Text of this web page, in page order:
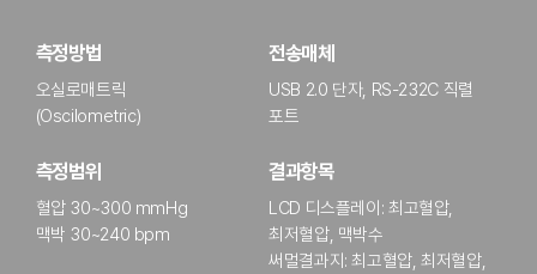
측정방법
오실로매트릭
(Oscilometric)
측정범위
혈압 30~300 mmHg
맥박 30~240 bpm
전송매체
USB 2.0 단자, RS-232C 직렬
포트
결과항목
LCD 디스플레이: 최고혈압,
최저혈압, 맥박수
써멀결과지: 최고혈압, 최저혈압,